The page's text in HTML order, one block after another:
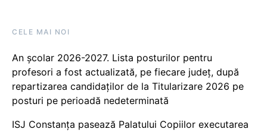
CELE MAI NOI
An școlar 2026-2027. Lista posturilor pentru
profesori a fost actualizată, pe fiecare județ, după
repartizarea candidaților de la Titularizare 2026 pe
posturi pe perioadă nedeterminată
ISJ Constanța pasează Palatului Copiilor executarea